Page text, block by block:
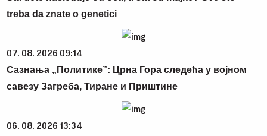
treba da znate o genetici
07. 08. 2026 09:14
Сазнања „Политике”: Црна Гора следећа у војном
савезу Загреба, Тиране и Приштине
06. 08. 2026 13:34